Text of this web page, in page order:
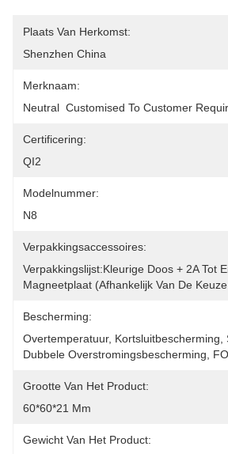
Plaats Van Herkomst:
Shenzhen China
Merknaam:
Neutral  Customised To Customer
Certificering:
QI2
Modelnummer:
N8
Verpakkingsaccessoires:
Verpakkingslijst:Kleurige Doos + 2A Tot
Magneetplaat (afhankelijk Van De Keuze
Bescherming:
Overtemperatuur,
Dubbele Overstromingsbescherming,
Grootte Van Het Product:
60*60*21 Mm
Gewicht Van Het Product: